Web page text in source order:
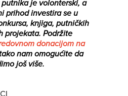
je volonterski, a
prihod investira se u
knjiga, putničkih
projekata. Podržite
donacijom na
nam omogućite da
još više.